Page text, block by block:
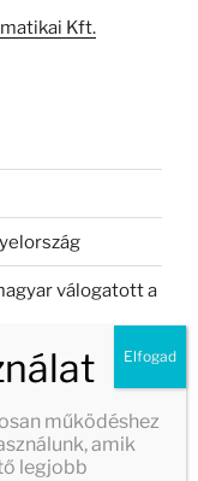
Kft.
válogatott a
működéshez
amik
legjobb